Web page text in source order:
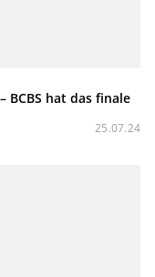
BCBS hat das finale
25.07.24